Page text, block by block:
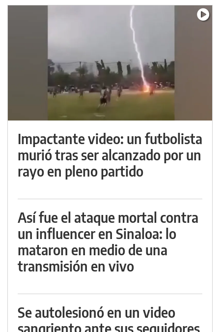
Impactante video: un futbolista
murió tras ser alcanzado por un
rayo en pleno partido
Así fue el ataque mortal contra
un influencer en Sinaloa: lo
mataron en medio de una
transmisión en vivo
Se autolesionó en un video
sangriento ante sus seguidores